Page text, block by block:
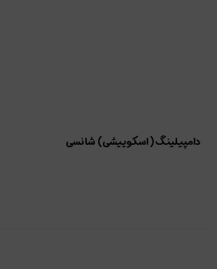
دامپیلینگ ( اسکوییشی) شانسی